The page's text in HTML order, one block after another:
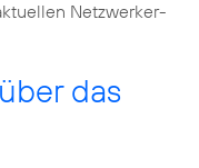
Netzwerker-
das